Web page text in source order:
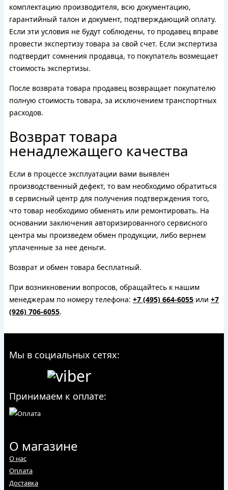
комплектацию производителя, всю документацию,
гарантийный талон и документ, подтверждающий оплату.
Если эти условия не будут соблюдены, то продавец вправе
провести экспертизу товара за свой счет. Если экспертиза
подтвердит сомнения продавца, то покупатель возмещает
стоимость экспертизы.
После возврата товара продавец возвращает покупателю
полную стоимость товара, за исключением транспортных
расходов.
Возврат товара
ненадлежащего качества
Если в процессе эксплуатации вами выявлен
производственный дефект, то вам необходимо обратиться
в сервисный центр для получения подтверждения того,
что товар необходимо обменять или ремонтировать. На
основании заключения авторизированного сервисного
центра мы произведем обмен продукции, либо вернем
уплаченные за нее деньги.
Возврат и обмен товара бесплатный.
При возникновении вопросов, обращайтесь к нашим
менеджерам по номеру телефона: +7 (495) 664-6055 или +7
(926) 706-6055.
Мы в социальных сетях:
Принимаем к оплате:
О магазине
О нас
Оплата
Доставка